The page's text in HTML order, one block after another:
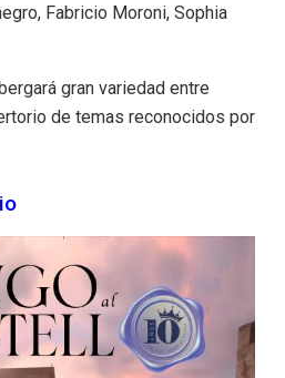
Fabricio Moroni, Sophia
gran variedad entre
de temas reconocidos por